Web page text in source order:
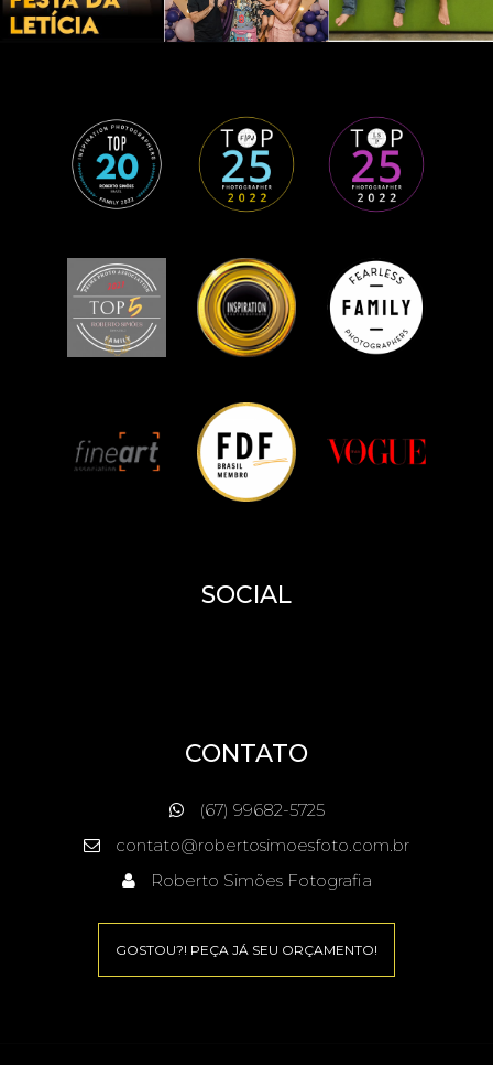
SOCIAL
CONTATO
(67) 99682-5725
contato@robertosimoesfoto.com.br
Roberto Simões Fotografia
GOSTOU?! PEÇA JÁ SEU ORÇAMENTO!